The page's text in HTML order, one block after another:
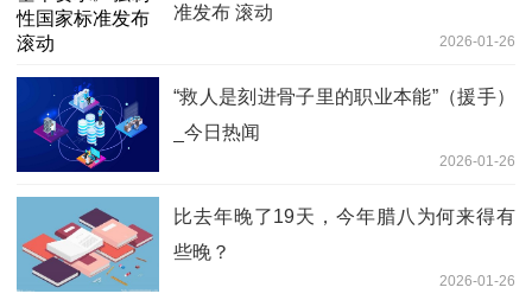
准发布 滚动
2026-01-26
“救人是刻进骨子里的职业本能”（援手）
_今日热闻
2026-01-26
比去年晚了19天，今年腊八为何来得有
些晚？
2026-01-26